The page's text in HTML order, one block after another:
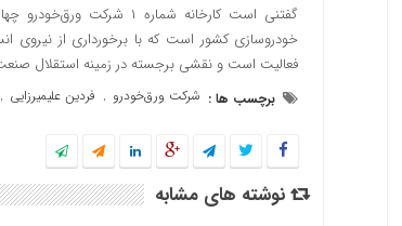
گفتنی است کارخانه
خودروسازی کشور است که با برخورداری از نیروی
فعالیت است و نقشی برجسته در زمینه استقلال
برچسب ها : شرکت ورق‌خودرو , فردین علیمیرزایی ,
نوشته های مشابه